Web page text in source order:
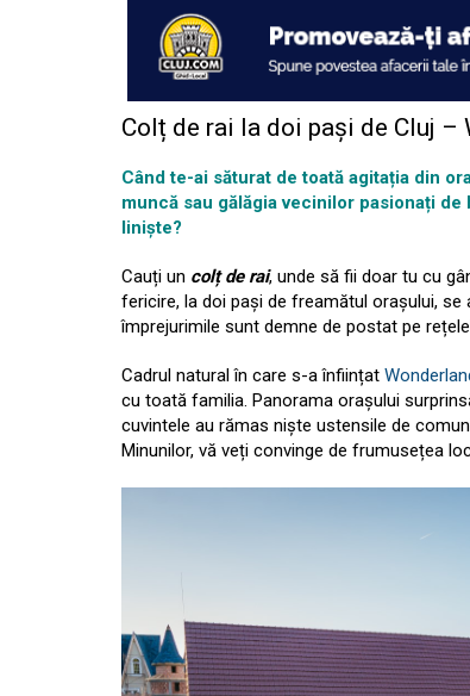
Colț de rai la doi pași de Cluj –
Când te-ai săturat de toată agitația din
muncă sau gălăgia vecinilor pasionați
liniște?
Cauți un colț de rai, unde să fii doar tu cu
fericire, la doi pași de freamătul orașului, se
împrejurimile sunt demne de postat pe
Cadrul natural în care s-a înființat
cu toată familia. Panorama orașului
cuvintele au rămas niște ustensile de
Minunilor, vă veți convinge de frumusețea